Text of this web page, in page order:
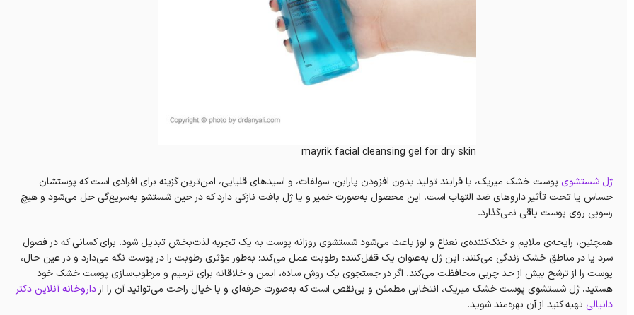
mayrik facial cleansing gel for dry skin
ژل شستشوی پوست خشک میریک، با فرایند تولید بدون افزودن پارابن، سولفات، و اسیدهای قلیایی، امن‌ترین گزینه برای افرادی است که پوستشان
حساس یا تحت تأثیر داروهای ضد التهاب است. این محصول به‌صورت خمیر و یا ژل بافت نازکی دارد که در حین شستشو به‌سریع‌گی حل می‌شود و هیچ
رسوبی روی پوست باقی نمی‌گذارد.
همچنین، رایحه‌ی ملایم و خنک‌کننده‌ی نعناع و لوز باعث می‌شود شستشوی روزانه پوست به یک تجربه لذت‌بخش تبدیل شود. برای کسانی که در فصول
سرد یا در مناطق خشک زندگی می‌کنند، این ژل به‌عنوان یک قفل‌کننده رطوبت عمل می‌کند؛ به‌طور مؤثری رطوبت را در پوست نگه می‌دارد و در عین حال،
پوست را از ترشح بیش از حد چربی محافظت می‌کند. اگر در جستجوی یک روش ساده، ایمن و خلاقانه برای ترمیم و مرطوب‌سازی پوست خشک خود
هستید، ژل شستشوی پوست خشک میریک، انتخابی مطمئن و بی‌نقص است که به‌صورت حرفه‌ای و با خیال راحت می‌توانید آن را ازداروخانه آنلاین دکتر
دانیالی تهیه کنید از آن بهره‌مند شوید.